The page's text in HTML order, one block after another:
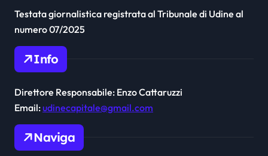
Testata giornalistica registrata al Tribunale di Udine al
numero 07/2025
Info
Direttore Responsabile: Enzo Cattaruzzi
Email:udinecapitale@gmail.com
Naviga